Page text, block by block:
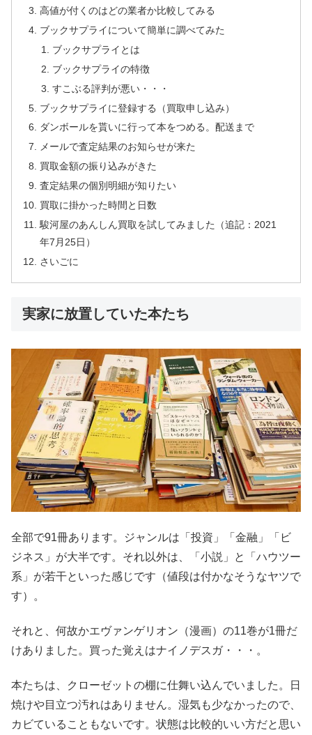
高値が付くのはどの業者か比較してみる
ブックサプライについて簡単に調べてみた
ブックサプライとは
ブックサプライの特徴
すこぶる評判が悪い・・・
ブックサプライに登録する（買取申し込み）
ダンボールを貰いに行って本をつめる。配送まで
メールで査定結果のお知らせが来た
買取金額の振り込みがきた
査定結果の個別明細が知りたい
買取に掛かった時間と日数
駿河屋のあんしん買取を試してみました（追記：2021
年7月25日）
さいごに
実家に放置していた本たち
全部で91冊あります。ジャンルは「投資」「金融」「ビ
ジネス」が大半です。それ以外は、「小説」と「ハウツー
系」が若干といった感じです（値段は付かなそうなヤツで
す）。
それと、何故かエヴァンゲリオン（漫画）の11巻が1冊だ
けありました。買った覚えはナイノデスガ・・・。
本たちは、クローゼットの棚に仕舞い込んでいました。日
焼けや目立つ汚れはありません。湿気も少なかったので、
カビていることもないです。状態は比較的いい方だと思い